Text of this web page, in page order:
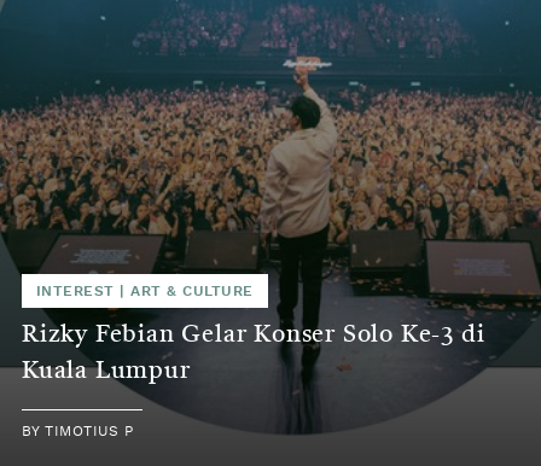
INTEREST |ART & CULTURE
Rizky Febian Gelar Konser Solo Ke-3 di
Kuala Lumpur
BYTIMOTIUS P